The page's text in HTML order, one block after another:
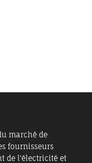
marché de
fournisseurs
de l'électricité et